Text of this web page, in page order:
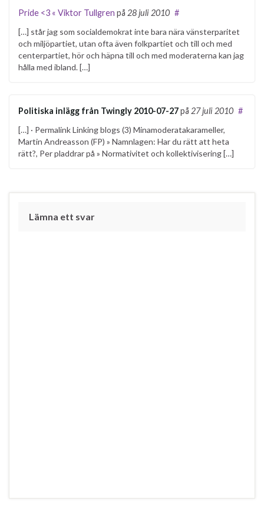
Pride <3 « Viktor Tullgren på 28 juli 2010 #
[…] står jag som socialdemokrat inte bara nära vänsterparitet
och miljöpartiet, utan ofta även folkpartiet och till och med
centerpartiet, hör och häpna till och med moderaterna kan jag
hålla med ibland. […]
Politiska inlägg från Twingly 2010-07-27på 27 juli 2010 #
[…] · Permalink Linking blogs (3) Minamoderatakarameller,
Martin Andreasson (FP) » Namnlagen: Har du rätt att heta
rätt?, Per pladdrar på » Normativitet och kollektivisering […]
Lämna ett svar